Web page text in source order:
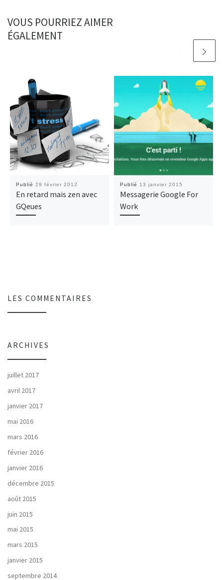
VOUS POURRIEZ AIMER
ÉGALEMENT
Publié 29 février 2012
En retard mais zen avec
GQeues
Publié 13 janvier 2015
Messagerie Google For
Work
LES COMMENTAIRES
ARCHIVES
juillet 2017
avril 2017
janvier 2017
mai 2016
mars 2016
février 2016
janvier 2016
décembre 2015
août 2015
juin 2015
mai 2015
mars 2015
janvier 2015
septembre 2014